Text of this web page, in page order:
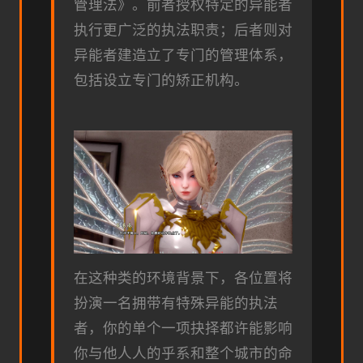
管理法》。前者授权特定的异能者
执行更广泛的执法职责；后者则对
异能者建造立了专门的管理体系，
包括设立专门的矫正机构。
在这种类的环境背景下，各位置将
扮演一名拥带有特殊异能的执法
者，你的单个一项抉择都许能影响
你与他人人的乎系和整个城市的命